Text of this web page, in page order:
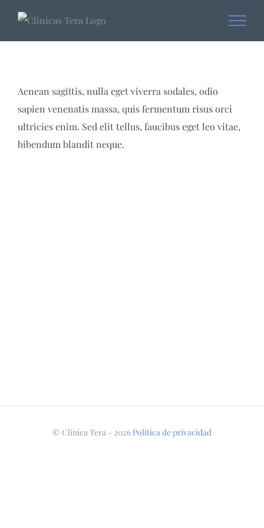
content
Aenean sagittis, nulla eget viverra sodales, odio
sapien venenatis massa, quis fermentum risus orci
ultricies enim. Sed elit tellus, faucibus eget leo vitae,
bibendum blandit neque.
© Clínica Tera - 2026 Política de privacidad